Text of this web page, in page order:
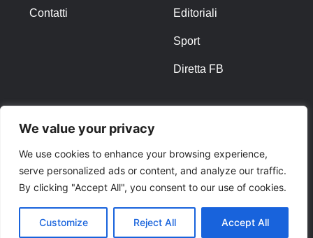
We value your privacy
We use cookies to enhance your browsing experience,
serve personalized ads or content, and analyze our traffic.
By clicking "Accept All", you consent to our use of cookies.
Customize Reject All Accept All
Contatti Editoriali
Sport
Diretta FB
Privacy Policy